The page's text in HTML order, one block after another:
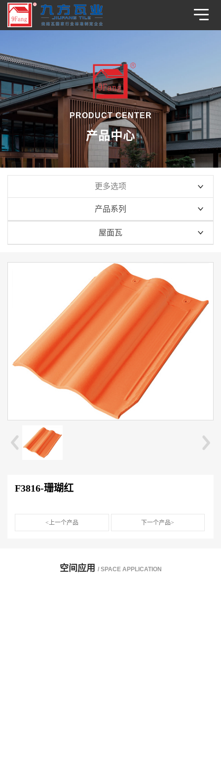
PRODUCT CENTER
产品中心
更多选项
产品系列
全部
古建瓦
屋面瓦
外墙砖
地砖
园林景观砖
屋面瓦
220西瓦
260西瓦
310西瓦
大平板瓦
小平板瓦
罗曼瓦
筒瓦
鱼鳞瓦
连锁瓦
F3816-珊瑚红
<上一个产品 下一个产品>
空间应用 / SPACE APPLICATION